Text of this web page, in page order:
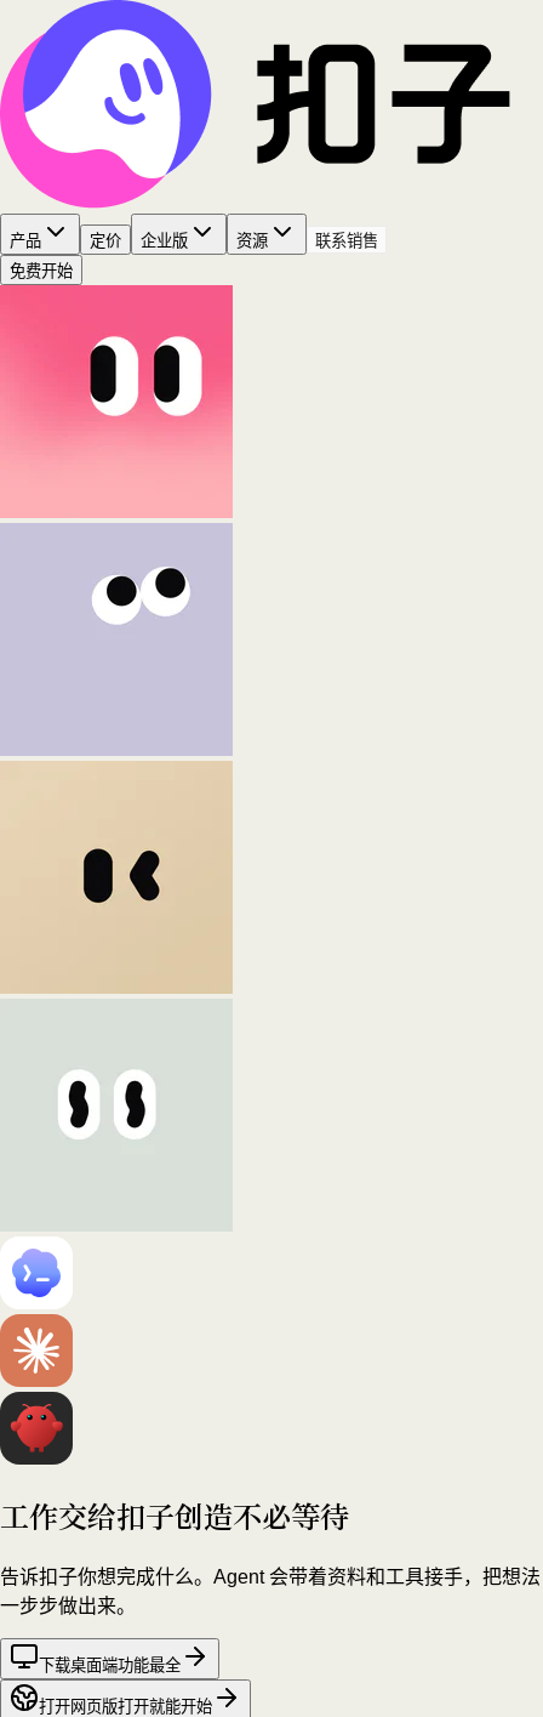
产品 定价 企业版 资源
联系销售
免费开始
工作交给扣子创造不必等待
告诉扣子你想完成什么。Agent 会带着资料和工具接手，把想法
一步步做出来。
下载桌面端功能最全
打开网页版打开就能开始